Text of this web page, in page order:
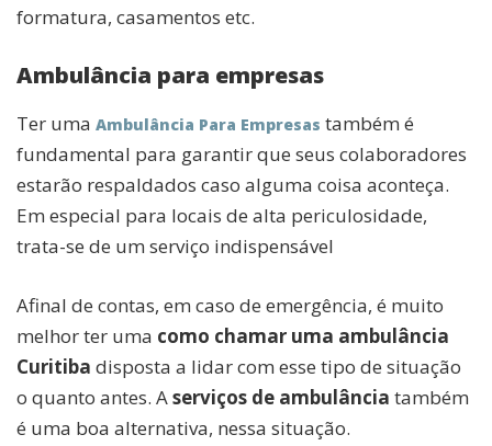
formatura, casamentos etc.
Ambulância para empresas
Ter uma Ambulância Para Empresas também é
fundamental para garantir que seus colaboradores
estarão respaldados caso alguma coisa aconteça.
Em especial para locais de alta periculosidade,
trata-se de um serviço indispensável
Afinal de contas, em caso de emergência, é muito
melhor ter uma como chamar uma ambulância
Curitiba disposta a lidar com esse tipo de situação
o quanto antes. Aserviços de ambulância também
é uma boa alternativa, nessa situação.